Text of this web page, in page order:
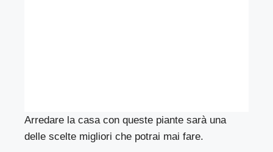
Arredare la casa con queste piante sarà una
delle scelte migliori che potrai mai fare.